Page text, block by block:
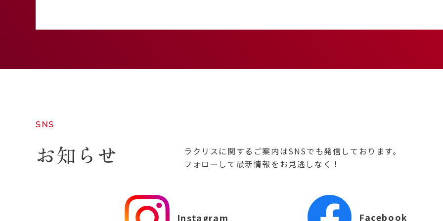
SNS
お知らせ
ラクリスに関するご案内はSNSでも発信しております。
フォローして最新情報をお見逃しなく！
Instagram Facebook